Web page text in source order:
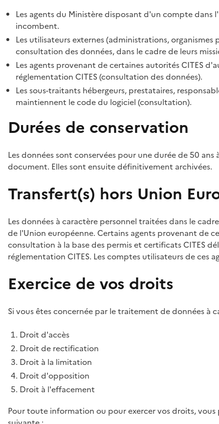
Les agents du Ministère disposant d'un compte
incombent.
Les utilisateurs externes (administrations,
consultation des données, dans le cadre de leurs
Les agents provenant de certaines autorités CITES
réglementation CITES (consultation des données).
Les sous-traitants hébergeurs, prestataires,
maintiennent le code du logiciel (consultation).
Durées de conservation
Les données sont conservées pour une durée de 50
document. Elles sont ensuite définitivement archivées.
Transfert(s) hors Union
Les données à caractère personnel traitées dans le
de l'Union européenne. Certains agents provenant de
consultation à la base des permis et certificats CITES
réglementation CITES. Les comptes utilisateurs de ces
Exercice de vos droits
Si vous êtes concernée par le traitement de données à
Droit d'accès
Droit de rectification
Droit à la limitation
Droit d'opposition
Droit à l'effacement
Pour toute information ou pour exercer vos droits,